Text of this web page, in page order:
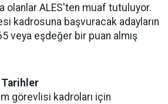
olanlar ALES'ten muaf tutuluyor.
kadrosuna başvuracak adayların
veya eşdeğer bir puan almış
Tarihler
görevlisi kadroları için